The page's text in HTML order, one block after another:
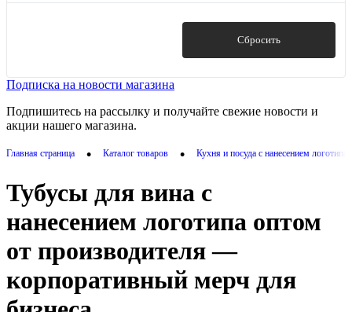
Сбросить
Подписка на новости магазина
Подпишитесь на рассылку и получайте свежие новости и
акции нашего магазина.
Главная страница • Каталог товаров • Кухня и посуда с нанесением
Тубусы для вина с
нанесением логотипа оптом
от производителя —
корпоративный мерч для